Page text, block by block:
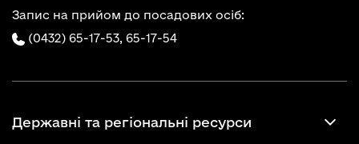
Запис на прийом до посадових осіб:
(0432) 65-17-53, 65-17-54
Державні та регіональні ресурси